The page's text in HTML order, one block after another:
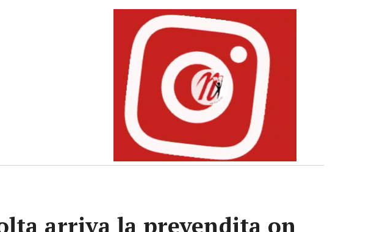
arriva la prevendita on